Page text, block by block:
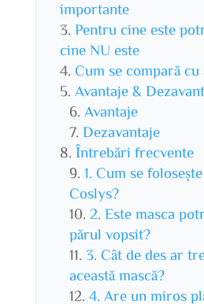
importante
Pentru cine este
cine NU este
Cum se compară
Avantaje &
Avantaje
Dezavantaje
Întrebări frecvente
1. Cum se
Coslys?
2. Este masca
părul vopsit?
3. Cât de des ar
această mască?
4. Are un miros